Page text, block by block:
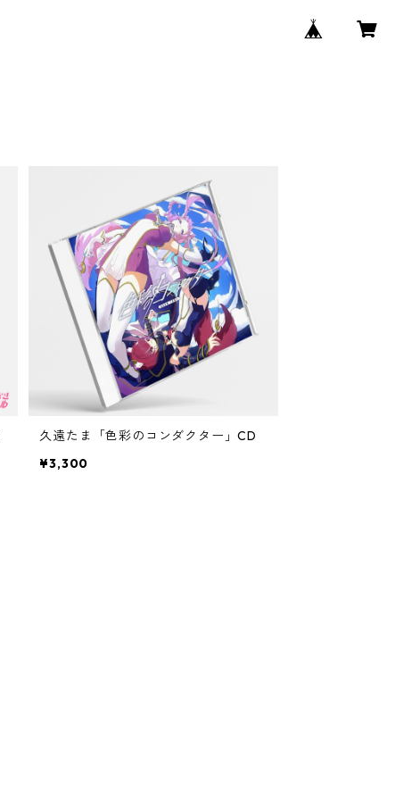
久遠たま「色彩のコンダクター」CD
¥3,300